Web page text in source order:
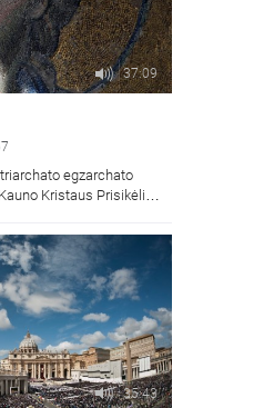
37:09
egzarchato
Kristaus Prisikėlimo
pasakoja apie
šventę.
35:43